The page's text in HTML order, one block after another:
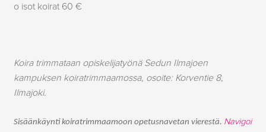
o isot koirat 60 €
Koira trimmataan opiskelijatyönä Sedun Ilmajoen
kampuksen koiratrimmaamossa, osoite: Korventie 8,
Ilmajoki.
Sisäänkäynti koiratrimmaamoon opetusnavetan vierestä. Navigoi